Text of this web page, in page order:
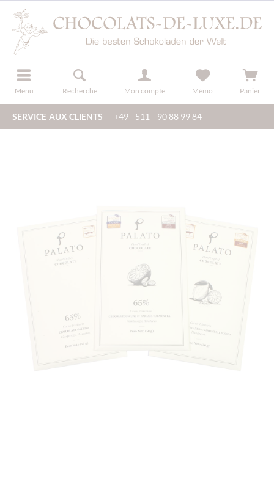
Menu Recherche Mon compte
s'inscrire Mémo Panier
SERVICE AUX CLIENTS +49 - 511 - 90 88 99 84